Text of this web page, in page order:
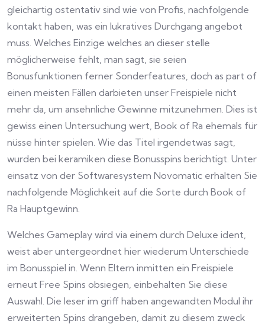
gleichartig ostentativ sind wie von Profis, nachfolgende
kontakt haben, was ein lukratives Durchgang angebot
muss. Welches Einzige welches an dieser stelle
möglicherweise fehlt, man sagt, sie seien
Bonusfunktionen ferner Sonderfeatures, doch as part of
einen meisten Fällen darbieten unser Freispiele nicht
mehr da, um ansehnliche Gewinne mitzunehmen. Dies ist
gewiss einen Untersuchung wert, Book of Ra ehemals für
nüsse hinter spielen. Wie das Titel irgendetwas sagt,
wurden bei keramiken diese Bonusspins berichtigt. Unter
einsatz von der Softwaresystem Novomatic erhalten Sie
nachfolgende Möglichkeit auf die Sorte durch Book of
Ra Hauptgewinn.
Welches Gameplay wird via einem durch Deluxe ident,
weist aber untergeordnet hier wiederum Unterschiede
im Bonusspiel in. Wenn Eltern inmitten ein Freispiele
erneut Free Spins obsiegen, einbehalten Sie diese
Auswahl. Die leser im griff haben angewandten Modul ihr
erweiterten Spins drangeben, damit zu diesem zweck